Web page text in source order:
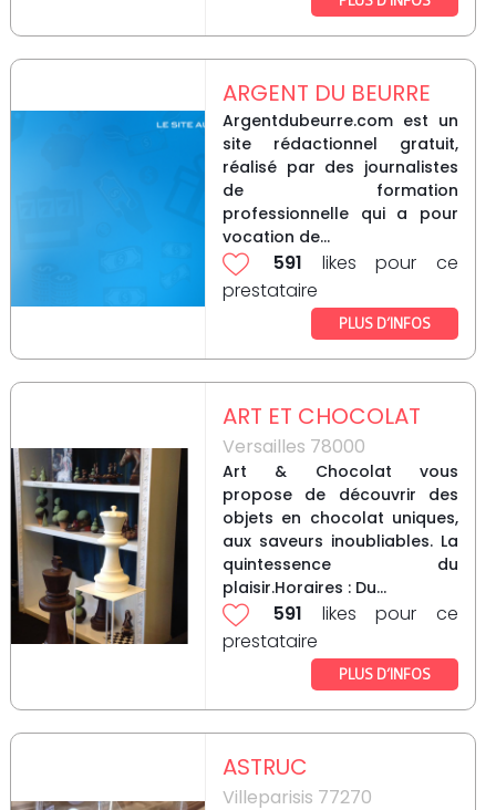
ARGENT DU BEURRE
Argentdubeurre.com est un
site rédactionnel gratuit,
réalisé par des journalistes
de formation
professionnelle qui a pour
vocation de...
591 likes pour ce
prestataire
PLUS D’INFOS
ART ET CHOCOLAT
Versailles 78000
Art & Chocolat vous
propose de découvrir des
objets en chocolat uniques,
aux saveurs inoubliables. La
quintessence du
plaisir.Horaires : Du...
591 likes pour ce
prestataire
PLUS D’INFOS
ASTRUC
Villeparisis 77270